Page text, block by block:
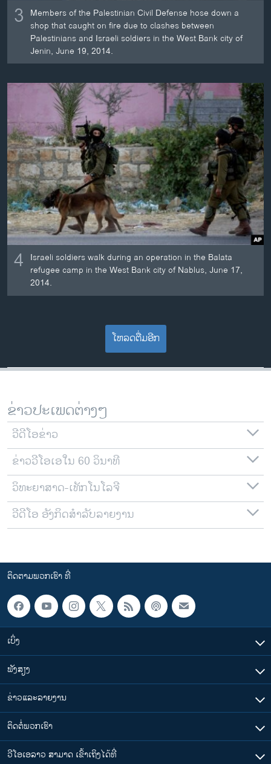
3 Members of the Palestinian Civil Defense hose down a
shop that caught on fire due to clashes between
Palestinians and Israeli soldiers in the West Bank city of
Jenin, June 19, 2014.
4 Israeli soldiers walk during an operation in the Balata
refugee camp in the West Bank city of Nablus, June 17,
2014.
ໂຫລດຕື່ມອີກ
ຂ່າວປະເພດຕ່າງໆ
ວີດີໂອຂ່າວ
ຂ່າວວີໂອເອໃນ 60 ວິນາທີ
ວິທະຍາສາດ-ເທັກໂນໂລຈີ
ວີດີໂອ ອັງກິດສຳລັບລາຍງານ
ຕິດຕາມພວກເຮົາ ທີ່
ເບິ່ງ
ຟັງສຽງ
ຂ່າວແລະລາຍງານ
ຕິດຕໍ່ພວກເຮົາ
ວີໂອເອລາວ ສາມາດ ເຂົ້າເຖິງໄດ້ທີ່